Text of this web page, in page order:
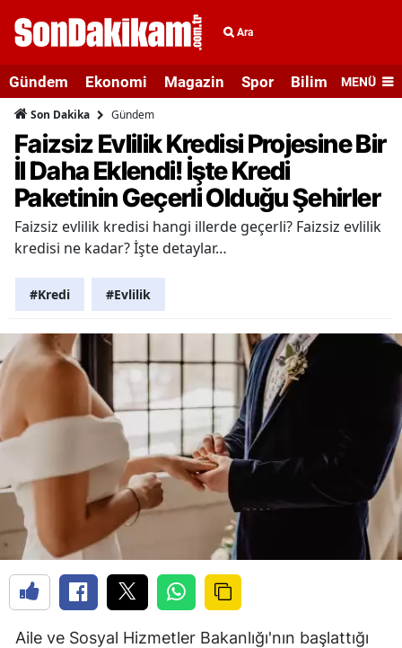
Ara
Gündem Ekonomi Magazin Spor Bilim veMENÜ
Son Dakika Gündem
Faizsiz Evlilik Kredisi Projesine Bir
İl Daha Eklendi! İşte Kredi
Paketinin Geçerli Olduğu Şehirler
Faizsiz evlilik kredisi hangi illerde geçerli? Faizsiz evlilik
kredisi ne kadar? İşte detaylar…
#Kredi #Evlilik
Aile ve Sosyal Hizmetler Bakanlığı'nın başlattığı